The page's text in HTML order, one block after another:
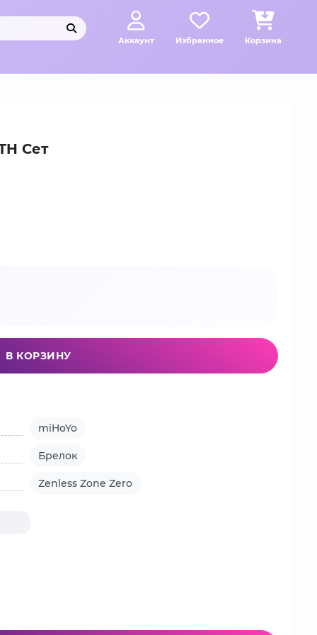
Аккаунт Избранное Корзина
Сет
В КОРЗИНУ
miHoYo
Брелок
Zenless Zone Zero